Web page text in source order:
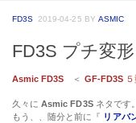
FD3S 2019-04-25 BY ASMIC
FD3S プチ変
Asmic FD3S ＜ GF-FD3S５
久々にAsmic FD3Sネタです。
もう、、随分と前に『 リアバ